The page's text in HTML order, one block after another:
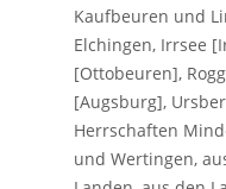
Kaufbeuren und
Elchingen, Irrsee
[Ottobeuren],
[Augsburg],
Herrschaften
und Wertingen,